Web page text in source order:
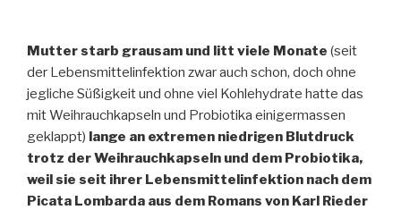
Mutter starb grausam und litt viele Monate (seit
der Lebensmittelinfektion zwar auch schon, doch ohne
jegliche Süßigkeit und ohne viel Kohlehydrate hatte das
mit Weihrauchkapseln und Probiotika einigermassen
geklappt) lange an extremen niedrigen Blutdruck
trotz der Weihrauchkapseln und dem Probiotika,
weil sie seit ihrer Lebensmittelinfektion nach dem
Picata Lombarda aus dem Romans von Karl Rieder